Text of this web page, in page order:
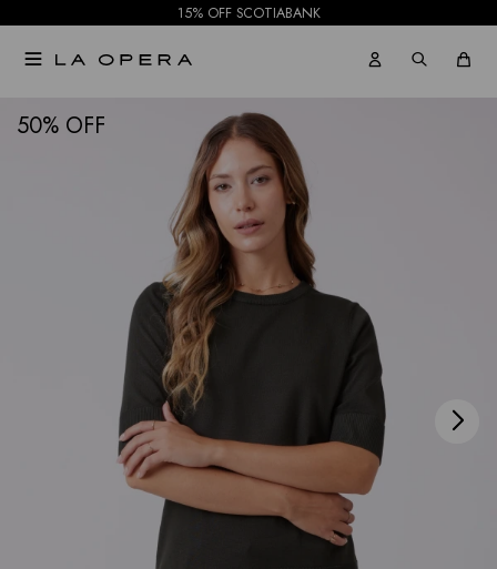
15% OFF SCOTIABANK

50 NOTIFICARME